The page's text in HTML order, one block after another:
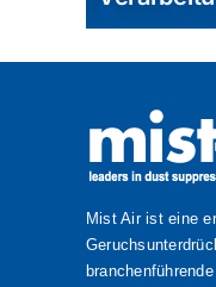
Mist Air ist eine